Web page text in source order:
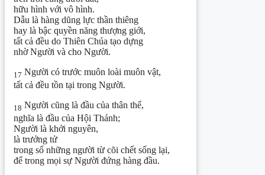
hữu hình với vô hình.
Dẫu là hàng dũng lực thần thiêng
hay là bậc quyền năng thượng giới,
tất cả đều do Thiên Chúa tạo dựng
nhờ Người và cho Người.
17 Người có trước muôn loài muôn vật,
tất cả đều tồn tại trong Người.
18 Người cũng là đầu của thân thể,
nghĩa là đầu của Hội Thánh;
Người là khởi nguyên,
là trưởng tử
trong số những người từ cõi chết sống lại,
để trong mọi sự Người đứng hàng đầu.